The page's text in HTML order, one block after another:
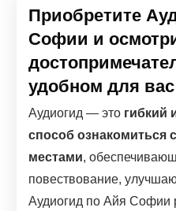
Приобретите
Софии и
удобном для
Аудиогид — это гибкий
способ ознакомиться
местами,
повествование,
Аудиогид по Айя Софии